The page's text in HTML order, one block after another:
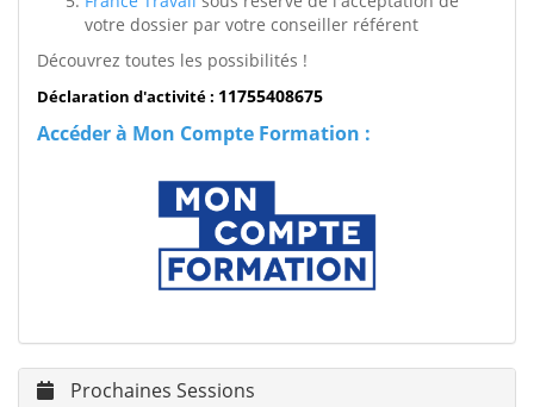
votre dossier par votre conseiller référent
Découvrez toutes les possibilités !
Déclaration d'activité : 11755408675
Accéder à Mon Compte Formation :
Prochaines Sessions